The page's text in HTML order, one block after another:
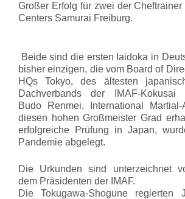
Großer Erfolg für zwei der
Centers Samurai Freiburg.
Beide sind die ersten Iaidoka in
bisher einzigen, die vom Board of
HQs Tokyo, des ältesten
Dachverbands der IMAF-Kokusai
Budo Renmei, International Martial-
diesen hohen Großmeister Grad
erfolgreiche Prüfung in Japan,
Pandemie abgelegt.
Die Urkunden sind unterzeichnet
dem Präsidenten der IMAF.
Die Tokugawa-Shogune regierten